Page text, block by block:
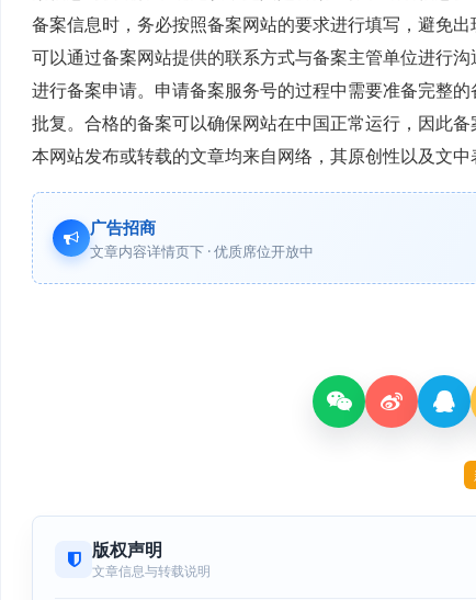
备案信息时，务必按照备案网站的要求进行填写，避免
可以通过备案网站提供的联系方式与备案主管单位进行
进行备案申请。申请备案服务号的过程中需要准备完整
批复。合格的备案可以确保网站在中国正常运行，因此备
本网站发布或转载的文章均来自网络，其原创性以及文中
广告招商
文章内容详情页下 · 优质席位开放中
版权声明
文章信息与转载说明